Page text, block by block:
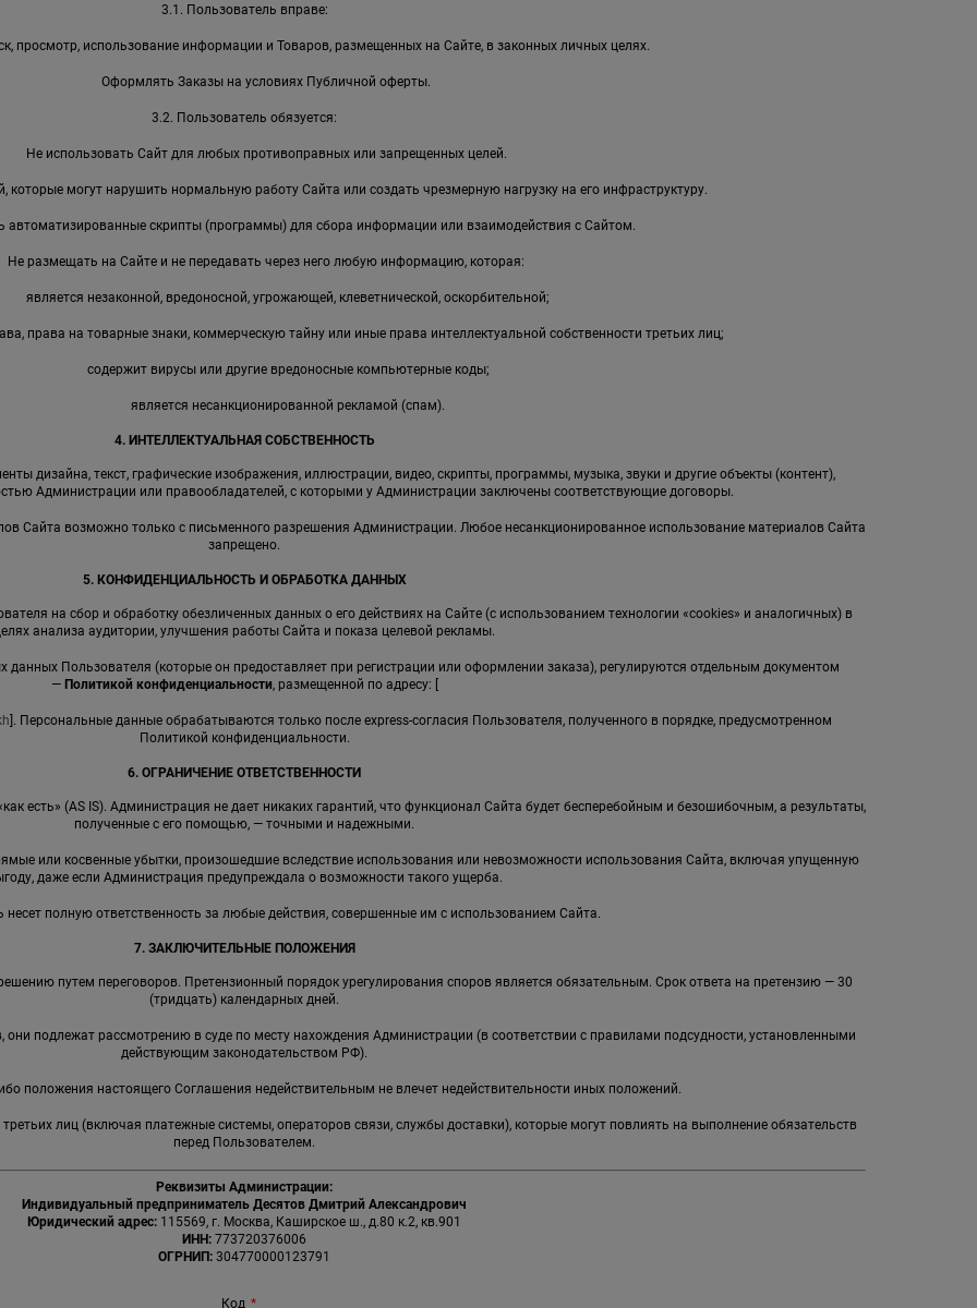
3.1. Пользователь вправе:
просмотр, использование информации и Товаров, размещенных на Сайте, в законных личных целях.
Оформлять Заказы на условиях Публичной оферты.
3.2. Пользователь обязуется:
Не использовать Сайт для любых противоправных или запрещенных целей.
которые могут нарушить нормальную работу Сайта или создать чрезмерную нагрузку на его инфраструктуру.
автоматизированные скрипты (программы) для сбора информации или взаимодействия с Сайтом.
Не размещать на Сайте и не передавать через него любую информацию, которая:
является незаконной, вредоносной, угрожающей, клеветнической, оскорбительной;
права на товарные знаки, коммерческую тайну или иные права интеллектуальной собственности третьих лиц;
содержит вирусы или другие вредоносные компьютерные коды;
является несанкционированной рекламой (спам).
4. ИНТЕЛЛЕКТУАЛЬНАЯ СОБСТВЕННОСТЬ
дизайна, текст, графические изображения, иллюстрации, видео, скрипты, программы, музыка, звуки и другие объекты (контент),
Администрации или правообладателей, с которыми у Администрации заключены соответствующие договоры.
Сайта возможно только с письменного разрешения Администрации. Любое несанкционированное использование материалов Сайта
запрещено.
5. КОНФИДЕНЦИАЛЬНОСТЬ И ОБРАБОТКА ДАННЫХ
на сбор и обработку обезличенных данных о его действиях на Сайте (с использованием технологии «cookies» и аналогичных) в
анализа аудитории, улучшения работы Сайта и показа целевой рекламы.
данных Пользователя (которые он предоставляет при регистрации или оформлении заказа), регулируются отдельным документом
— Политикой конфиденциальности, размещенной по адресу: [
]. Персональные данные обрабатываются только после express-согласия Пользователя, полученного в порядке, предусмотренном
Политикой конфиденциальности.
6. ОГРАНИЧЕНИЕ ОТВЕТСТВЕННОСТИ
есть» (AS IS). Администрация не дает никаких гарантий, что функционал Сайта будет бесперебойным и безошибочным, а результаты,
полученные с его помощью, — точными и надежными.
или косвенные убытки, произошедшие вследствие использования или невозможности использования Сайта, включая упущенную
даже если Администрация предупреждала о возможности такого ущерба.
несет полную ответственность за любые действия, совершенные им с использованием Сайта.
7. ЗАКЛЮЧИТЕЛЬНЫЕ ПОЛОЖЕНИЯ
путем переговоров. Претензионный порядок урегулирования споров является обязательным. Срок ответа на претензию — 30
(тридцать) календарных дней.
они подлежат рассмотрению в суде по месту нахождения Администрации (в соответствии с правилами подсудности, установленными
действующим законодательством РФ).
положения настоящего Соглашения недействительным не влечет недействительности иных положений.
лиц (включая платежные системы, операторов связи, службы доставки), которые могут повлиять на выполнение обязательств
перед Пользователем.
Реквизиты Администрации:
Индивидуальный предприниматель Десятов Дмитрий Александрович
Юридический адрес: 115569, г. Москва, Каширское ш., д.80 к.2, кв.901
ИНН: 773720376006
ОГРНИП: 304770000123791
Код